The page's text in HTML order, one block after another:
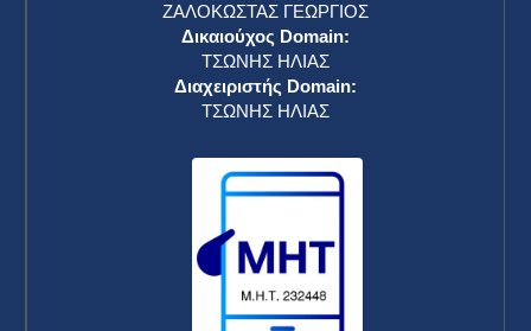
ΖΑΛΟΚΩΣΤΑΣ ΓΕΩΡΓΙΟΣ
Δικαιούχος Domain:
ΤΣΩΝΗΣ ΗΛΙΑΣ
Διαχειριστής Domain:
ΤΣΩΝΗΣ ΗΛΙΑΣ